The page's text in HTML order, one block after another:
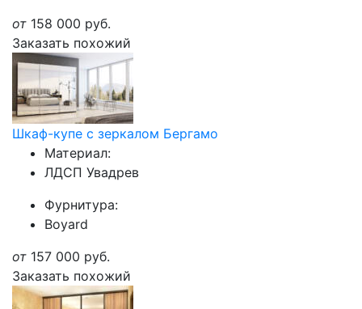
от 158 000 руб.
Заказать похожий
Шкаф-купе с зеркалом Бергамо
Материал:
ЛДСП Увадрев
Фурнитура:
Boyard
от 157 000 руб.
Заказать похожий